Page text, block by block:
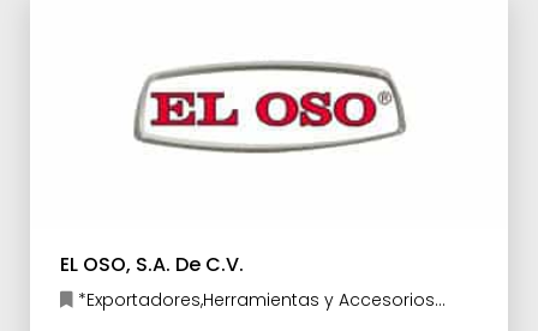
EL OSO, S.A. De C.V.
*Exportadores,Herramientas y Accesorios